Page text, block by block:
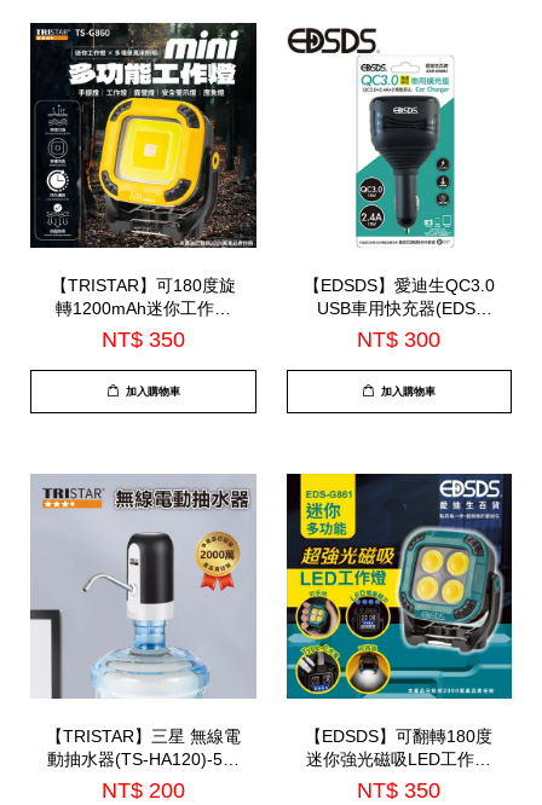
【TRISTAR】可180度旋
轉1200mAh迷你工作燈
(TS-G860)
NT$ 350
加入購物車
【EDSDS】愛迪生QC3.0
USB車用快充器(EDS-
USB93)
NT$ 300
加入購物車
【TRISTAR】三星 無線電
動抽水器(TS-HA120)-5月
中到
NT$ 200
【EDSDS】可翻轉180度
迷你強光磁吸LED工作燈
(EDS-G861)
NT$ 350